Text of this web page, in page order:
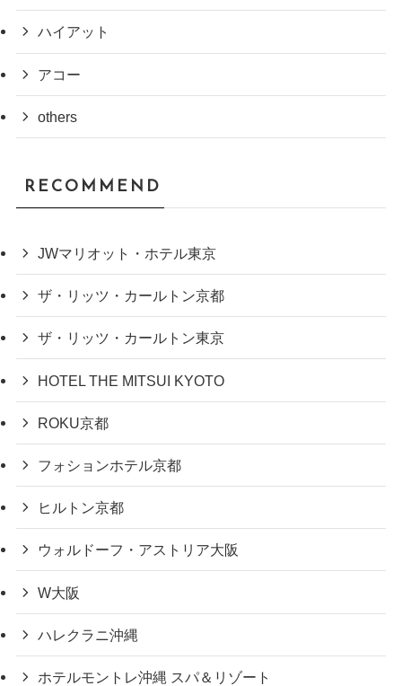
ハイアット
アコー
others
RECOMMEND
JWマリオット・ホテル東京
ザ・リッツ・カールトン京都
ザ・リッツ・カールトン東京
HOTEL THE MITSUI KYOTO
ROKU京都
フォションホテル京都
ヒルトン京都
ウォルドーフ・アストリア大阪
W大阪
ハレクラニ沖縄
ホテルモントレ沖縄 スパ＆リゾート